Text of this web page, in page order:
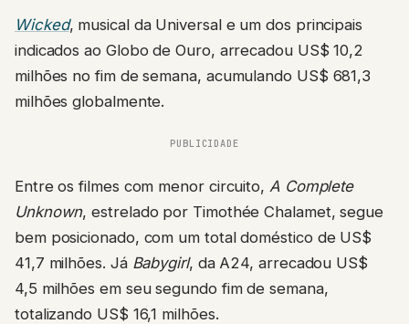
Wicked, musical da Universal e um dos principais
indicados ao Globo de Ouro, arrecadou US$ 10,2
milhões no fim de semana, acumulando US$ 681,3
milhões globalmente.
PUBLICIDADE
Entre os filmes com menor circuito, A Complete
Unknown, estrelado por Timothée Chalamet, segue
bem posicionado, com um total doméstico de US$
41,7 milhões. Já Babygirl, da A24, arrecadou US$
4,5 milhões em seu segundo fim de semana,
totalizando US$ 16,1 milhões.